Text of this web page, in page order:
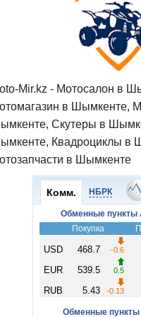
Mir.kz - Мотосалон в
в Шымкенте,
Скутеры в
Квадроциклы в
в Шымкенте